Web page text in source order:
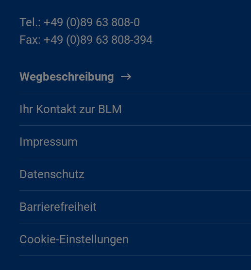
Tel.: +49 (0)89 63 808-0
Fax: +49 (0)89 63 808-394
Wegbeschreibung
Ihr Kontakt zur BLM
Impressum
Datenschutz
Barrierefreiheit
Cookie-Einstellungen